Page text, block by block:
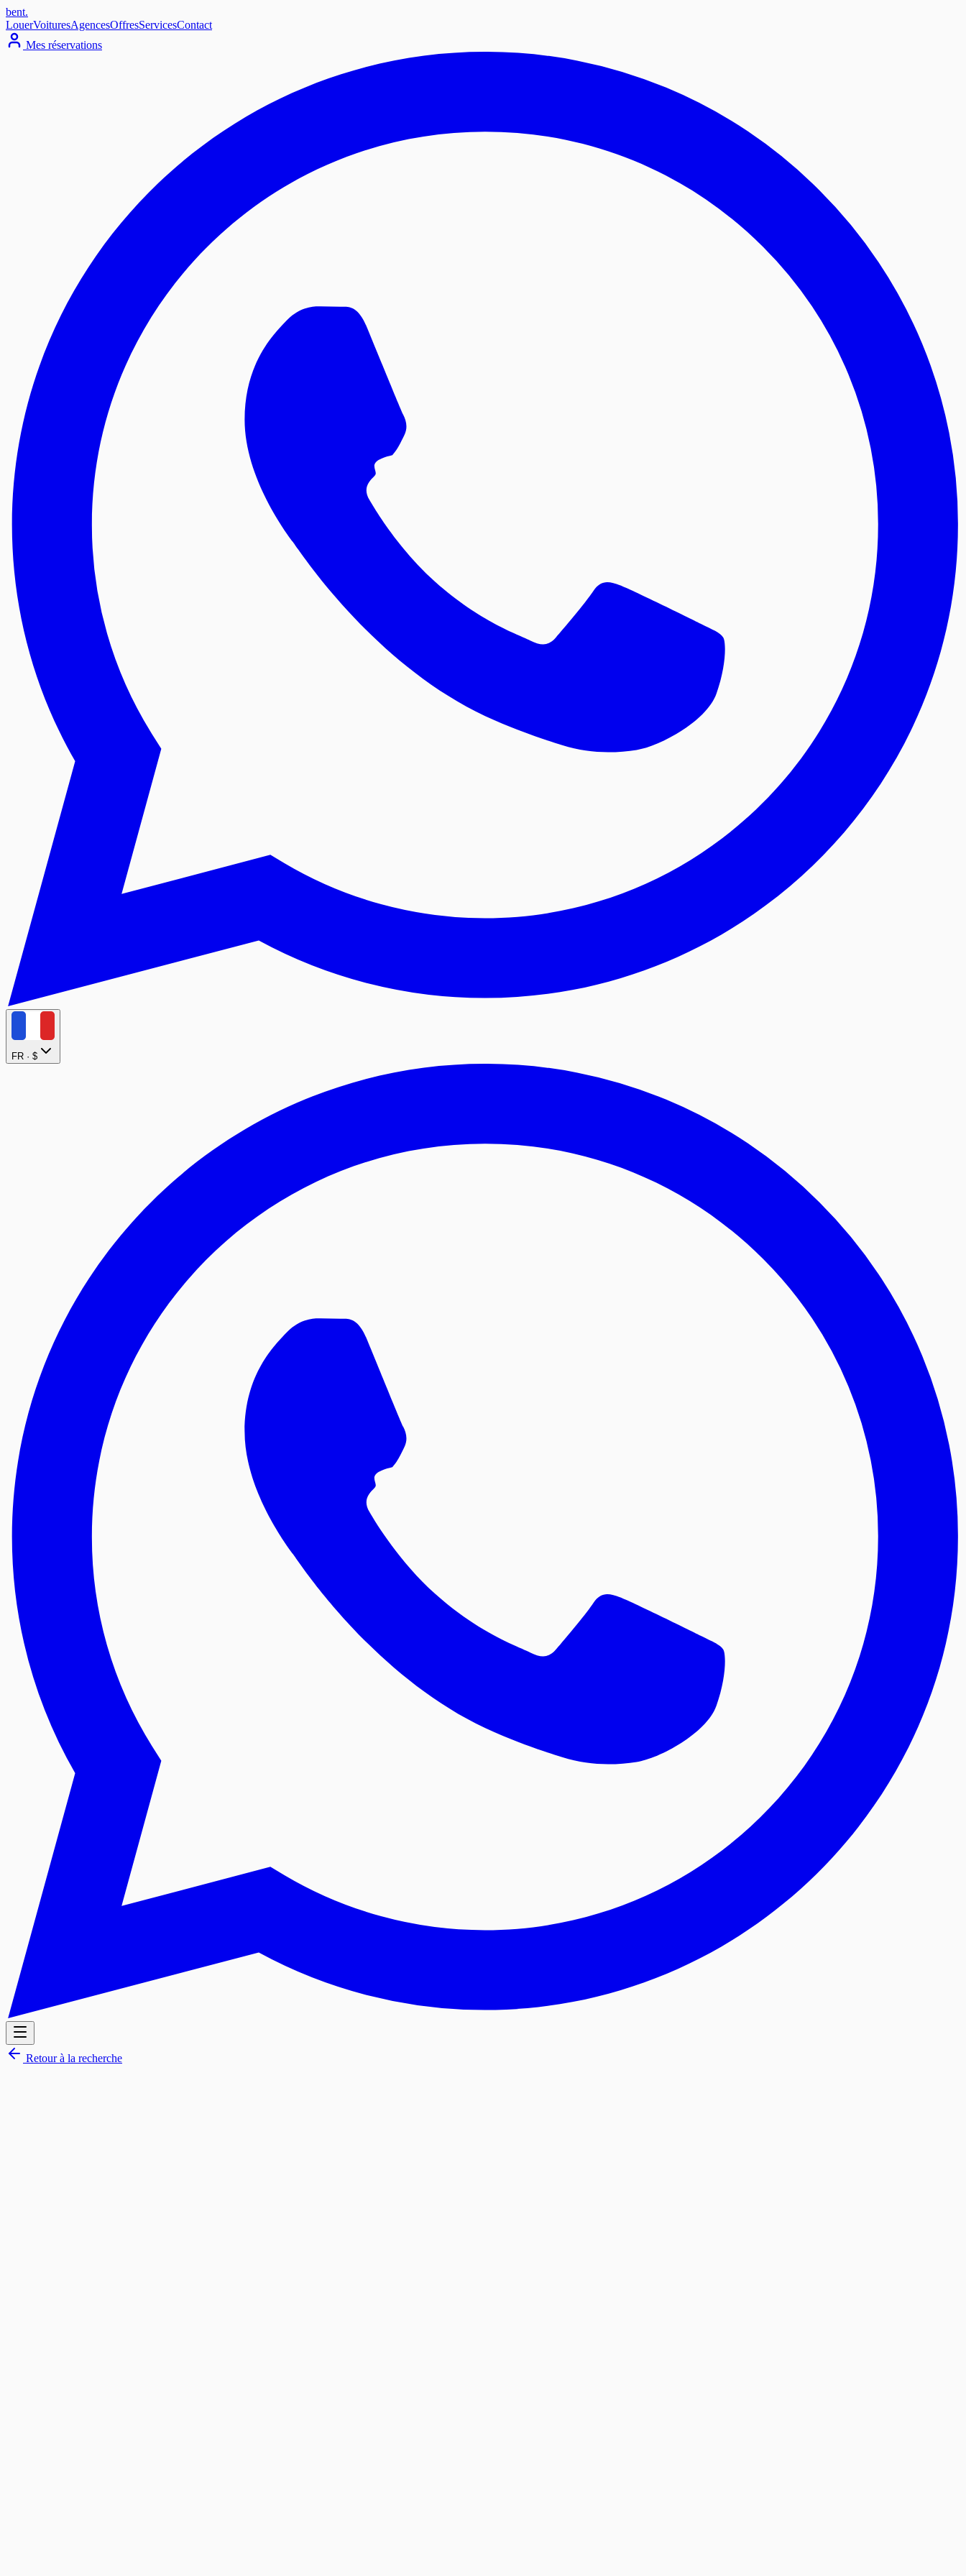
bent.
LouerVoituresAgencesOffresServicesContact
Mes réservations
FR · $
Retour à la recherche